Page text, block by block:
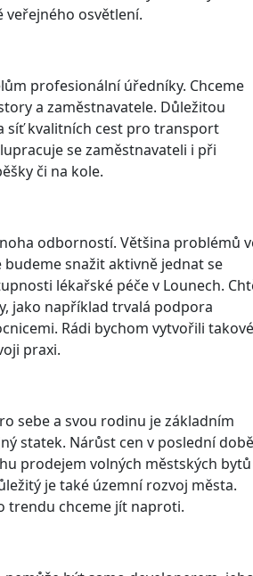
veřejného osvětlení.
profesionální úředníky. Chceme
a zaměstnavatele. Důležitou
síť kvalitních cest pro transport
se zaměstnavateli i při
či na kole.
odborností. Většina problémů
snažit aktivně jednat se
lékařské péče v Lounech.
jako například trvalá podpora
Rádi bychom vytvořili takové
praxi.
sebe a svou rodinu je základním
statek. Nárůst cen v poslední době
prodejem volných městských bytů
je také územní rozvoj města.
trendu chceme jít naproti.